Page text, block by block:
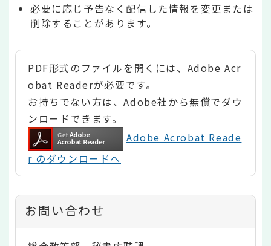
必要に応じ予告なく配信した情報を変更または
削除することがあります。
PDF形式のファイルを開くには、Adobe Acr
obat Readerが必要です。
お持ちでない方は、Adobe社から無償でダウ
ンロードできます。
Adobe Acrobat Reade
r のダウンロードへ
お問い合わせ